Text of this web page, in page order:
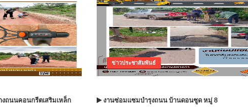
ถนนคอนกรีตเสริมเหล็ก
ข่าวประชาสัมพันธ์
งานซ่อมแซมบำรุงถนน บ้านดอนซูด หมู่ 8